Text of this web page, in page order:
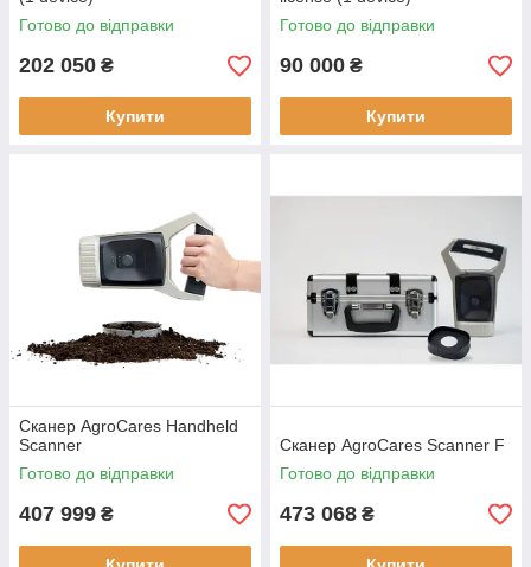
Готово до відправки
202 050 ₴
Купити
Готово до відправки
90 000 ₴
Купити
Сканер AgroCares Handheld
Scanner
Готово до відправки
407 999 ₴
Сканер AgroCares Scanner F
Готово до відправки
473 068 ₴